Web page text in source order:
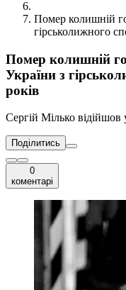
Помер колишній
гірськолижного
Помер колишній
України з
років
Сергій Мілько відійшов
Поділитись
0
коментарі